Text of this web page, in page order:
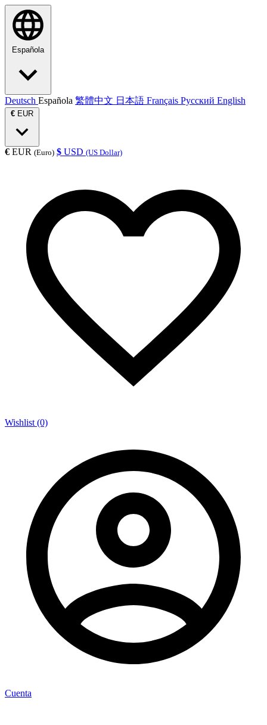
Española
Deutsch Española 繁體中文 日本語 Français Русский English
€ EUR
€ EUR (Euro) $ USD (US Dollar)
Wishlist (0)
Cuenta